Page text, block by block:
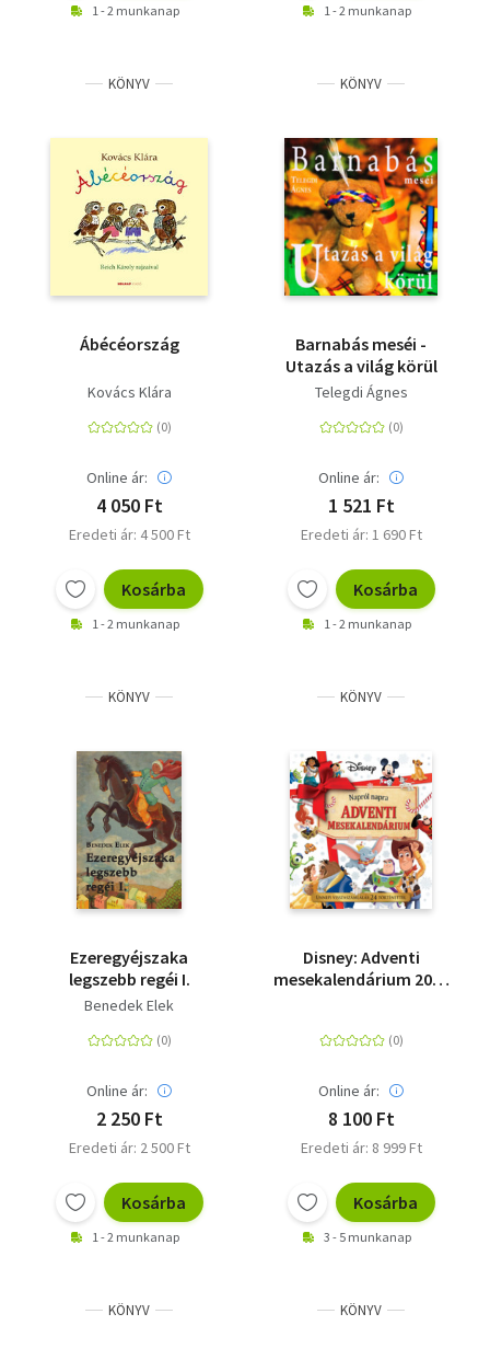
1 - 2 munkanap 1 - 2 munkanap
KÖNYV
Ábécéország
Kovács Klára
Online ár:
4 050 Ft
Eredeti ár: 4 500 Ft
Kosárba
1 - 2 munkanap
KÖNYV
Barnabás meséi -
Utazás a világ körül
Telegdi Ágnes
Online ár:
1 521 Ft
Eredeti ár: 1 690 Ft
Kosárba
1 - 2 munkanap
KÖNYV
Ezeregyéjszaka
legszebb regéi I.
Benedek Elek
Online ár:
2 250 Ft
Eredeti ár: 2 500 Ft
Kosárba
1 - 2 munkanap
KÖNYV
Disney: Adventi
mesekalendárium 2025
történettel
Online ár:
8 100 Ft
Eredeti ár: 8 999 Ft
Kosárba
3 - 5 munkanap
KÖNYV KÖNYV